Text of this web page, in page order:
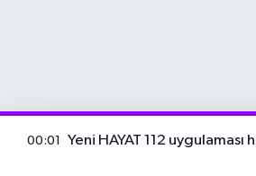
00:01 Yeni HAYAT 112